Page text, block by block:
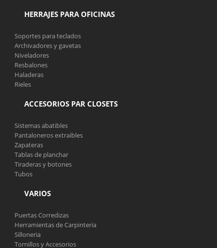
HERRAJES PARA OFICINAS
Soportes para teclados
Archivadores y gavetas
Niveladores
Resbalones
Haladeras
Rieles
ACCESORIOS PAR CLOSETS
Sistemas abatibles
Pantaloneros extraibles
Zapateras
Tablas de planchar
Tiraderas y botones
Tubos
VARIOS
Puertas Corredizas
Herramientas de Carpinteria
Silloneria
Tornillos y Accesorios